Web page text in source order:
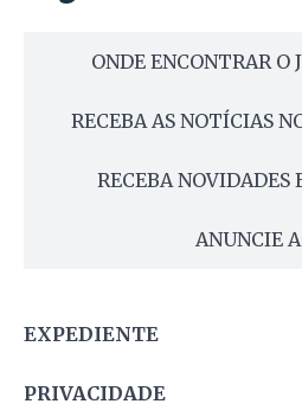
ONDE ENCONTRAR O
RECEBA AS NOTÍCIAS
RECEBA NOVIDADES
ANUNCIE
EXPEDIENTE
PRIVACIDADE